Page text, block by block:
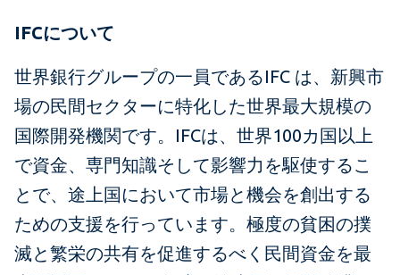
IFCについて
世界銀行グループの一員であるIFC は、新興市
場の民間セクターに特化した世界最大規模の
国際開発機関です。IFCは、世界100カ国以上
で資金、専門知識そして影響力を駆使するこ
とで、途上国において市場と機会を創出する
ための支援を行っています。極度の貧困の撲
滅と繁栄の共有を促進するべく民間資金を最